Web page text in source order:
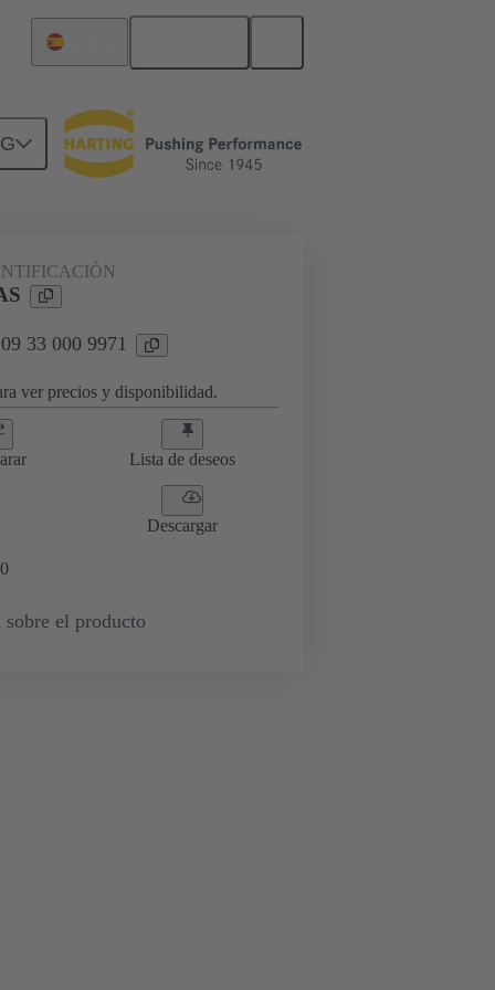
09 33 000 9971
33 000 9971
ver precios y disponibilidad.
Lista de deseos
Descargar
0
sobre el producto